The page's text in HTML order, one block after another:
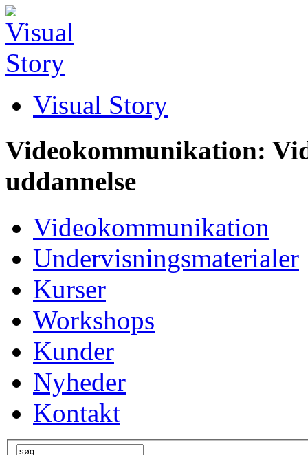
Visual Story
Videokommunikation:
uddannelse
Videokommunikation
Undervisningsmaterialer
Kurser
Workshops
Kunder
Nyheder
Kontakt